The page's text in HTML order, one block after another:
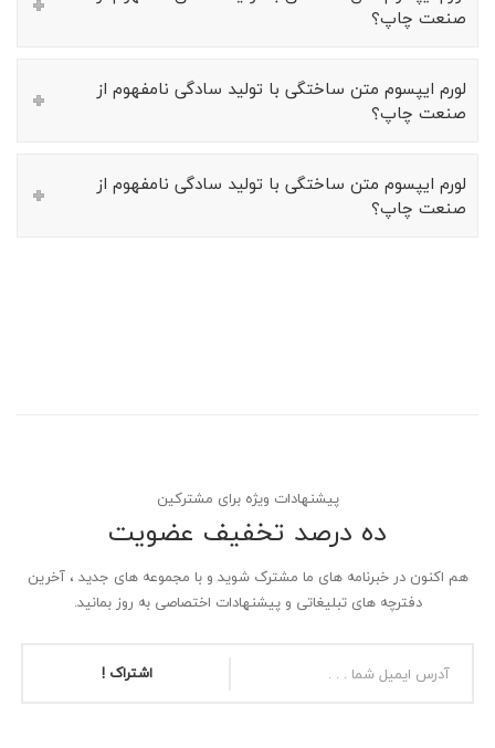
صنعت چاپ؟
لورم ایپسوم متن ساختگی با تولید سادگی نامفهوم از
صنعت چاپ؟
لورم ایپسوم متن ساختگی با تولید سادگی نامفهوم از
صنعت چاپ؟
پیشنهادات ویژه برای مشترکین
ده درصد تخفیف عضویت
هم اکنون در خبرنامه های ما مشترک شوید و با مجموعه های جدید ، آخرین
دفترچه های تبلیغاتی و پیشنهادات اختصاصی به روز بمانید.
اشتراک !